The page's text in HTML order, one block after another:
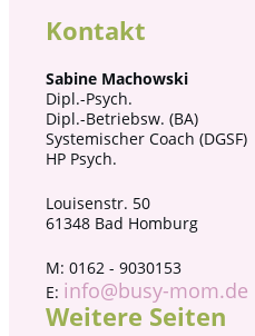
Kontakt
Sabine Machowski
Dipl.-Psych.
Dipl.-Betriebsw. (BA)
Systemischer Coach (DGSF)
HP Psych.
Louisenstr. 50
61348 Bad Homburg
M: 0162 - 9030153
E: info@busy-mom.de
Weitere Seiten